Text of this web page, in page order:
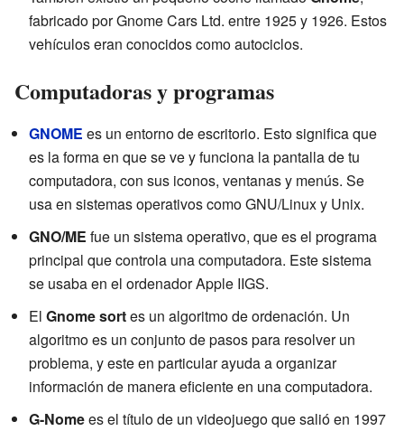
fabricado por Gnome Cars Ltd. entre 1925 y 1926. Estos
vehículos eran conocidos como autociclos.
Computadoras y programas
GNOME es un entorno de escritorio. Esto significa que
es la forma en que se ve y funciona la pantalla de tu
computadora, con sus iconos, ventanas y menús. Se
usa en sistemas operativos como GNU/Linux y Unix.
GNO/ME fue un sistema operativo, que es el programa
principal que controla una computadora. Este sistema
se usaba en el ordenador Apple IIGS.
El Gnome sortes un algoritmo de ordenación. Un
algoritmo es un conjunto de pasos para resolver un
problema, y este en particular ayuda a organizar
información de manera eficiente en una computadora.
G-Nomees el título de un videojuego que salió en 1997